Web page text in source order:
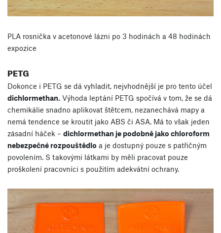
PLA rosnička v acetonové lázni po 3 hodinách a 48 hodinách
expozice
PETG
Dokonce i PETG se dá vyhladit, nejvhodnější je pro tento účel
dichlormethan. Výhoda leptání PETG spočívá v tom, že se dá
chemikálie snadno aplikovat štětcem, nezanechává mapy a
nemá tendence se kroutit jako ABS či ASA. Má to však jeden
zásadní háček – dichlormethan je podobně jako chloroform
nebezpečné rozpouštědlo a je dostupný pouze s patřičným
povolením. S takovými látkami by měli pracovat pouze
proškolení pracovníci s použitím adekvátní ochrany.